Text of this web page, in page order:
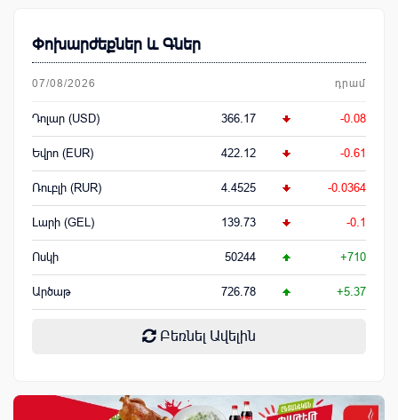
Փոխարժեքներ և Գներ
07/08/2026 դրամ
Դոլար (USD) 366.17 -0.08
Եվրո (EUR) 422.12 -0.61
Ռուբլի (RUR) 4.4525 -0.0364
Լարի (GEL) 139.73 -0.1
Ոսկի 50244 +710
Արծաթ 726.78 +5.37
Բեռնել Ավելին